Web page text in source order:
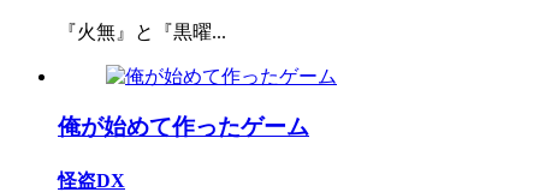
『火無』と『黒曜...
俺が始めて作ったゲーム
怪盗DX